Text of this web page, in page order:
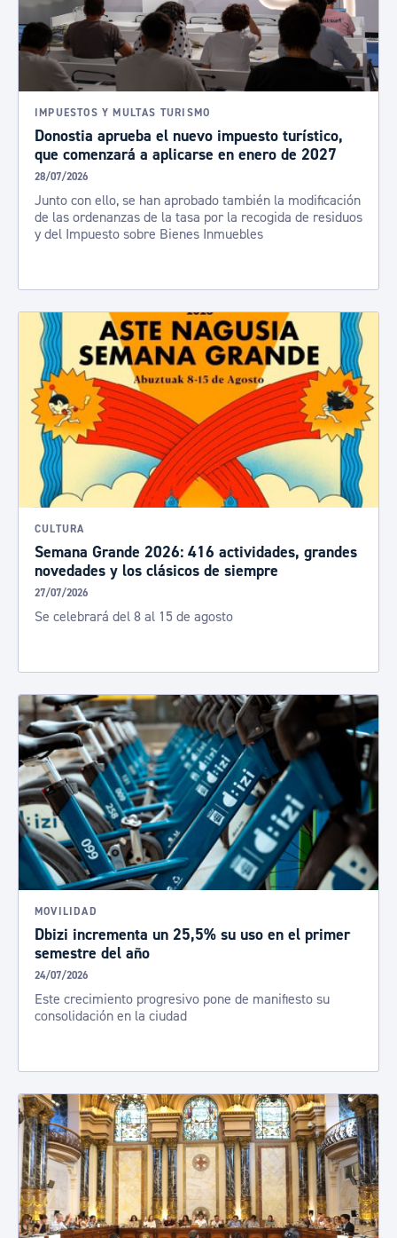
IMPUESTOS Y MULTAS TURISMO
Donostia aprueba el nuevo impuesto turístico,
que comenzará a aplicarse en enero de 2027
28/07/2026
Junto con ello, se han aprobado también la modificación
de las ordenanzas de la tasa por la recogida de residuos
y del Impuesto sobre Bienes Inmuebles
CULTURA
Semana Grande 2026: 416 actividades, grandes
novedades y los clásicos de siempre
27/07/2026
Se celebrará del 8 al 15 de agosto
MOVILIDAD
Dbizi incrementa un 25,5% su uso en el primer
semestre del año
24/07/2026
Este crecimiento progresivo pone de manifiesto su
consolidación en la ciudad